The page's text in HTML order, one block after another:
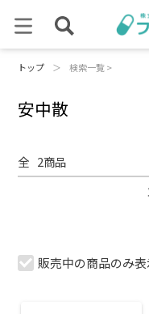
トップ ＞ 検索一覧 >
安中散
全 2商品
販売中の商品のみ表